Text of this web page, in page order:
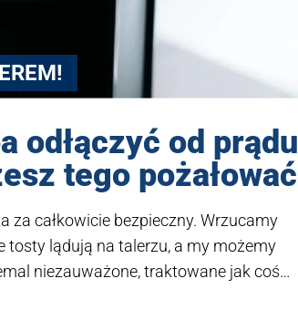
odłączyć od prądu
tego pożałować
za całkowicie bezpieczny. Wrzucamy
tosty lądują na talerzu, a my możemy
niezauważone, traktowane jak coś